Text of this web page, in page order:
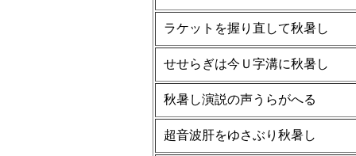
ラケットを握り直して秋暑し
せせらぎは今Ｕ字溝に秋暑し
秋暑し演説の声うらがへる
超音波肝をゆさぶり秋暑し